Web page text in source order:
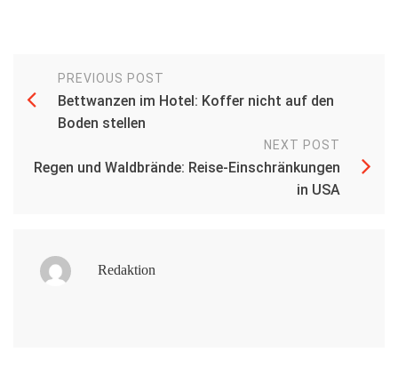
PREVIOUS POST
Bettwanzen im Hotel: Koffer nicht auf den
Boden stellen
NEXT POST
Regen und Waldbrände: Reise-Einschränkungen
in USA
Redaktion